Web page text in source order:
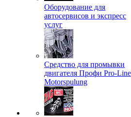
Оборудование для
автосервисов и экспресс
услуг
Средство для промывки
двигателя Профи Pro-Line
Motorspulung